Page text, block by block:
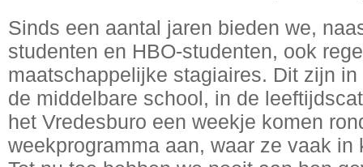
Sinds een aantal jaren bieden we,
studenten en HBO-studenten, ook
maatschappelijke stagiaires. Dit zijn
de middelbare school, in de
het Vredesburo een weekje komen
weekprogramma aan, waar ze vaak